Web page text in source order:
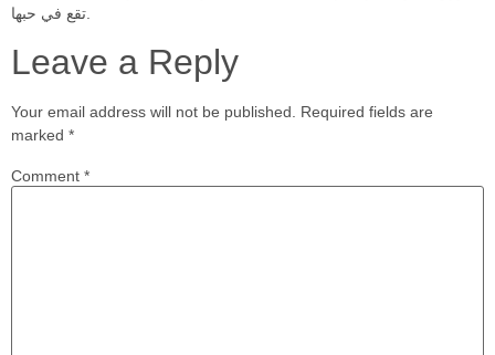
Leave a Reply
Your email address will not be published.
Required fields are
marked *
Comment *